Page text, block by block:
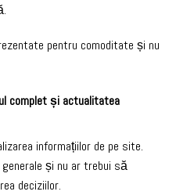
pentru comoditate și nu
complet și actualitatea
informațiilor de pe site.
și nu ar trebui să
deciziilor.